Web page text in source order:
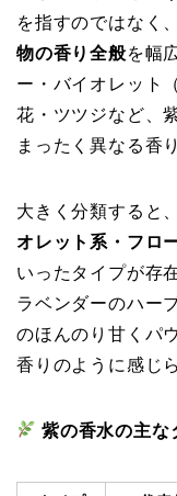
を指すのではなく
物の香り全般を幅
ー・バイオレット
花・ツツジなど、
まったく異なる香
大きく分類すると
オレット系・フロ
いったタイプが存
ラベンダーのハー
のほんのり甘くパ
香りのように感じ
紫の香水の主な